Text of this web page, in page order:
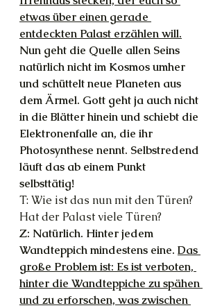
etwas über einen gerade
entdeckten Palast erzählen will.
Nun geht die Quelle allen Seins
natürlich nicht im Kosmos umher
und schüttelt neue Planeten aus
dem Ärmel. Gott geht ja auch nicht
in die Blätter hinein und schiebt die
Elektronenfalle an, die ihr
Photosynthese nennt. Selbstredend
läuft das ab einem Punkt
selbsttätig!
T: Wie ist das nun mit den Türen?
Hat der Palast viele Türen?
Z: Natürlich. Hinter jedem
Wandteppich mindestens eine. Das
große Problem ist: Es ist verboten,
hinter die Wandteppiche zu spähen
und zu erforschen, was zwischen